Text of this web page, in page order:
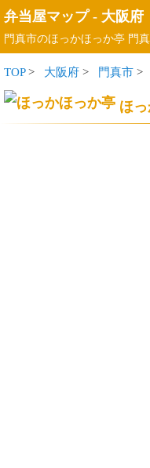
弁当屋マップ- 大阪府
門真市のほっかほっか亭 門
TOP> 大阪府 > 門真市 >
ほ